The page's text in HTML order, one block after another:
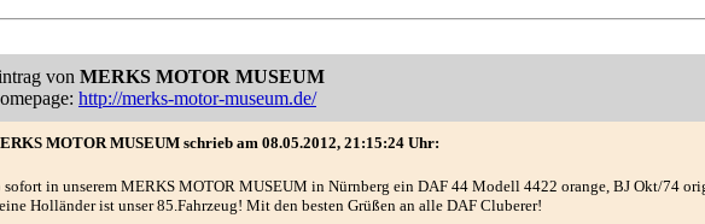
von MERKS MOTOR MUSEUM
http://merks-motor-museum.de/
MOTOR MUSEUM schrieb am 08.05.2012, 21:15:24 Uhr:
sofort in unserem MERKS MOTOR MUSEUM in Nürnberg ein DAF 44 Modell 4422 orange, BJ Okt/74
Holländer ist unser 85.Fahrzeug! Mit den besten Grüßen an alle DAF Cluberer!